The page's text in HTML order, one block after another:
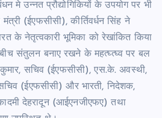
मे उन्नत प्रौद्योगिकियों के उपयोग पर भी
(ईएफसीसी), कीर्तिवर्धन सिंह ने
के नेतृत्वकारी भूमिका को रेखांकित किया
संतुलन बनाए रखने के महत्घ्त्घ्व पर बल
सचिव (ईएफसीसी), एस.के. अवस्थी,
(ईएफसीसी) और भारती, निदेशक,
देहरादून (आईएनजीएफए) तथा